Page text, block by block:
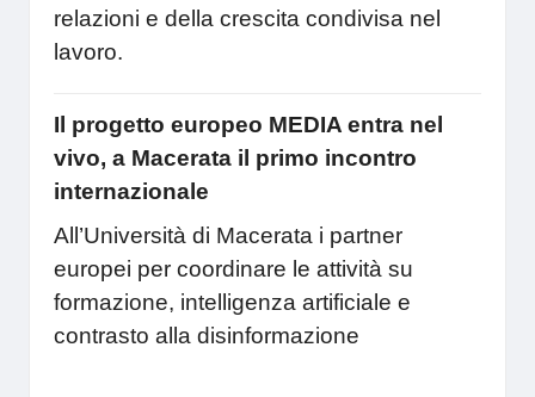
relazioni e della crescita condivisa nel
lavoro.
Il progetto europeo MEDIA entra nel
vivo, a Macerata il primo incontro
internazionale
All’Università di Macerata i partner
europei per coordinare le attività su
formazione, intelligenza artificiale e
contrasto alla disinformazione